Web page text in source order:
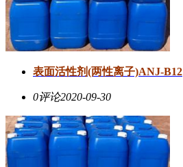
表面活性剂(两性离子)ANJ-B12
0评论2020-09-30